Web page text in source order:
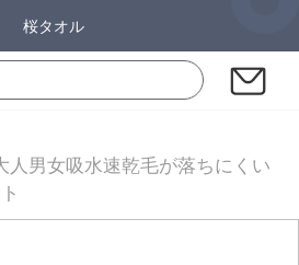
桜タオル
人男女吸水速乾毛が落ちにくい